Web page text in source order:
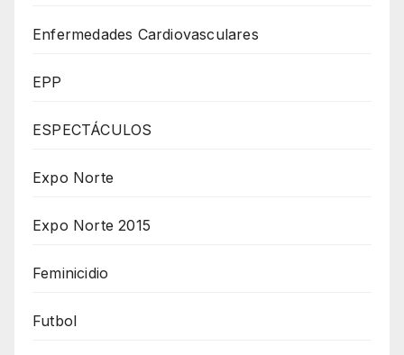
Enfermedades Cardiovasculares
EPP
ESPECTÁCULOS
Expo Norte
Expo Norte 2015
Feminicidio
Futbol